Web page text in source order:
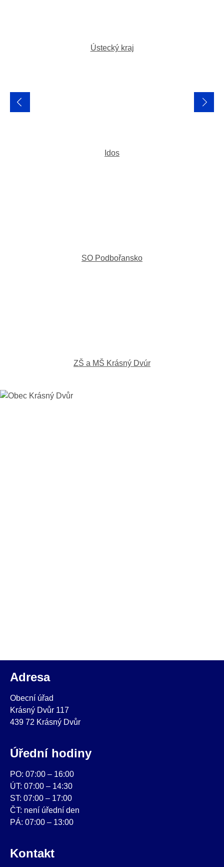
Ústecký kraj
Idos
SO Podbořansko
ZŠ a MŠ Krásný Dvúr
Adresa
Obecní úřad
Krásný Dvůr 117
439 72 Krásný Dvůr
Úřední hodiny
PO: 07:00 – 16:00
ÚT: 07:00 – 14:30
ST: 07:00 – 17:00
ČT: není úřední den
PÁ: 07:00 – 13:00
Kontakt